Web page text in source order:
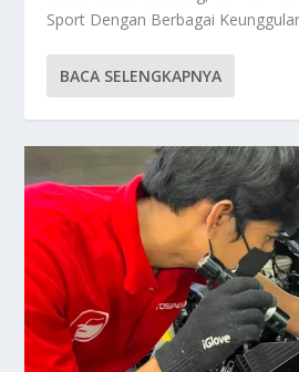
Sport Dengan Berbagai
BACA SELENGKAPNYA